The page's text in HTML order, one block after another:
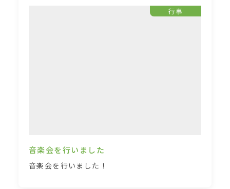
行事
音楽会を行いました
音楽会を行いました！